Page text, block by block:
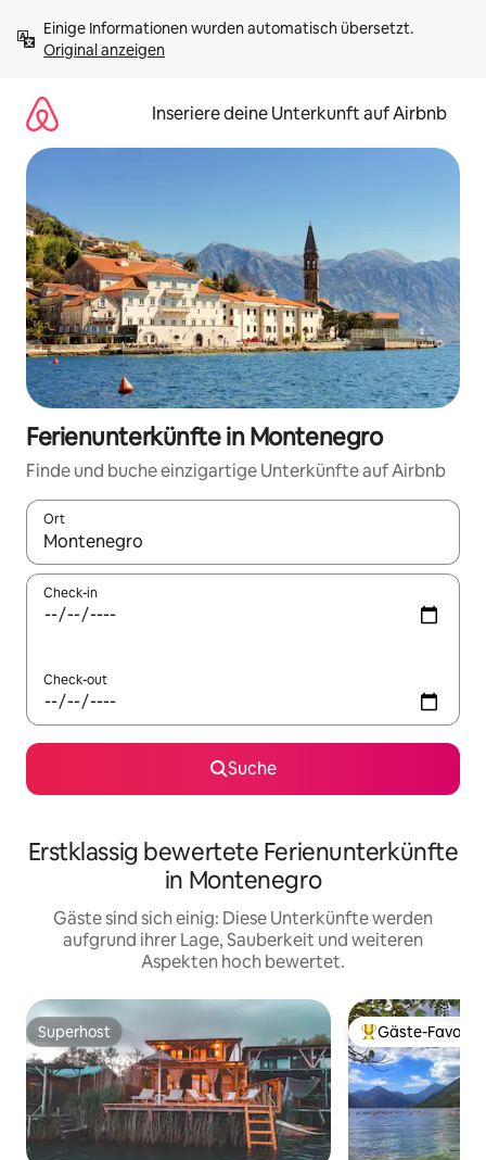
Inhalten
springenOriginal anzeigen
Inseriere deine Unterkunft auf Airbnb
Ferienunterkünfte in Montenegro
Finde und buche einzigartige Unterkünfte auf Airbnb
Ort
Wenn Ergebnisse verfügbar sind, navigiere mit den
Check-in
Check-out
Suche
Erstklassig bewertete Ferienunterkünfte
in Montenegro
Gäste sind sich einig: Diese Unterkünfte werden
aufgrund ihrer Lage, Sauberkeit und weiteren
Aspekten hoch bewertet.
Superhost
Superhost Beliebter Gäste-
Gäste-Favorit